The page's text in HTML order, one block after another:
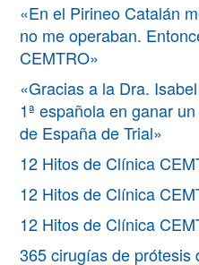
«En el Pirineo Catalán
no me operaban.
CEMTRO»
«Gracias a la Dra.
1ª española en ganar
de España de Trial»
12 Hitos de Clínica
12 Hitos de Clínica
12 Hitos de Clínica
365 cirugías de prótesis